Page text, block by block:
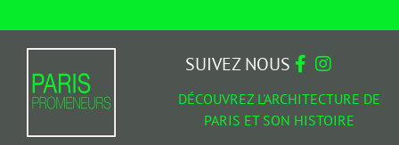
Aller à...
DÉCOUVREZ L'ARCHITECTURE DE
PARIS ET SON HISTOIRE
SUIVEZ NOUS